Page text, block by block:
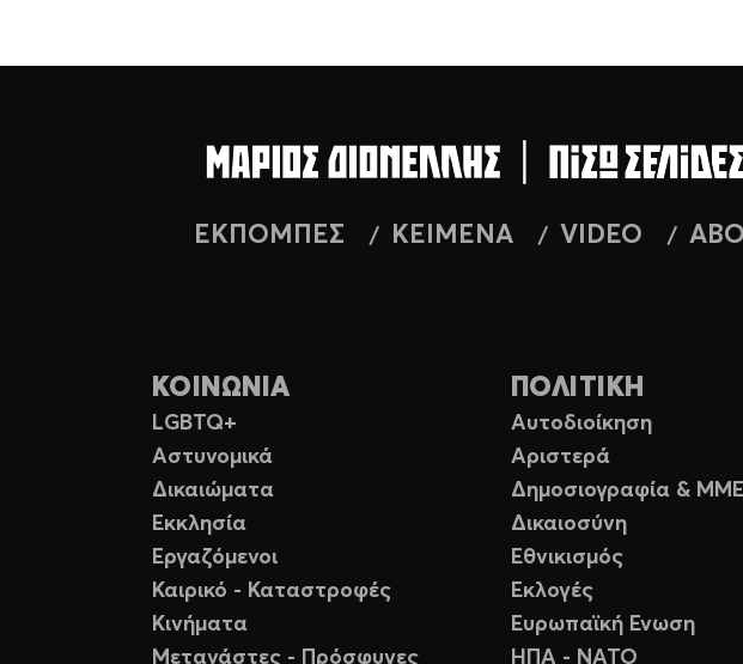
ΕΚΠΟΜΠΕΣ ΚΕΙΜΕΝΑ VIDEO
ΚΟΙΝΩΝΙΑ
LGBTQ+
Αστυνομικά
Δικαιώματα
Εκκλησία
Εργαζόμενοι
Καιρικό - Καταστροφές
Κινήματα
Μετανάστες - Πρόσφυγες
ΠΟΛΙΤΙΚΗ
Αυτοδιοίκηση
Αριστερά
Δημοσιογραφία & ΜΜΕ
Δικαιοσύνη
Εθνικισμός
Εκλογές
Ευρωπαϊκή Ενωση
ΗΠΑ - ΝΑΤΟ